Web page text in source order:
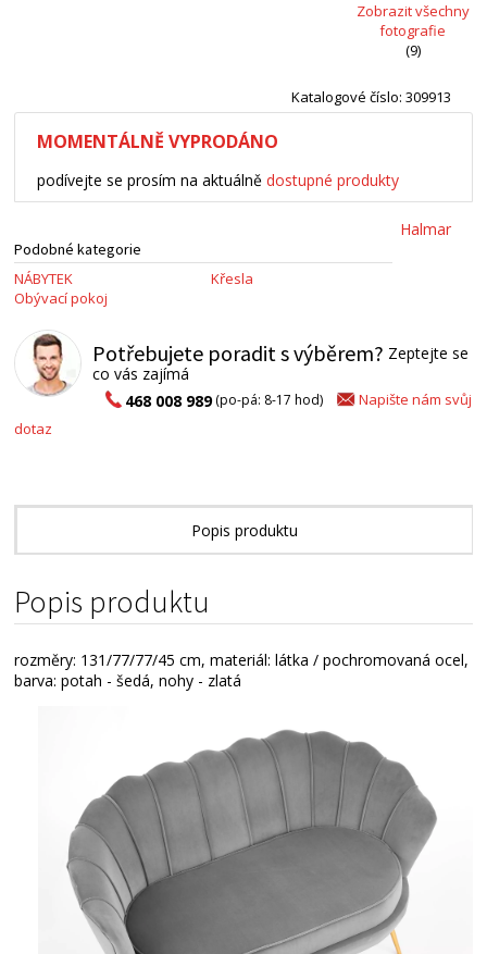
Zobrazit všechny
fotografie
(9)
Katalogové číslo: 309913
MOMENTÁLNĚ VYPRODÁNO
podívejte se prosím na aktuálnědostupné produkty
Podobné kategorie
NÁBYTEK
Obývací pokoj
Křesla
Halmar
Potřebujete poradit s výběrem? Zeptejte se
co vás zajímá
468 008 989(po-pá: 8-17 hod)
Napište nám svůj
dotaz
Popis produktu
Popis produktu
rozměry: 131/77/77/45 cm, materiál: látka / pochromovaná ocel,
barva: potah - šedá, nohy - zlatá